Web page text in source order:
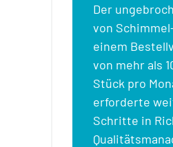
Der
von
einem
von mehr als
Stück pro
erforderte
Schritte in